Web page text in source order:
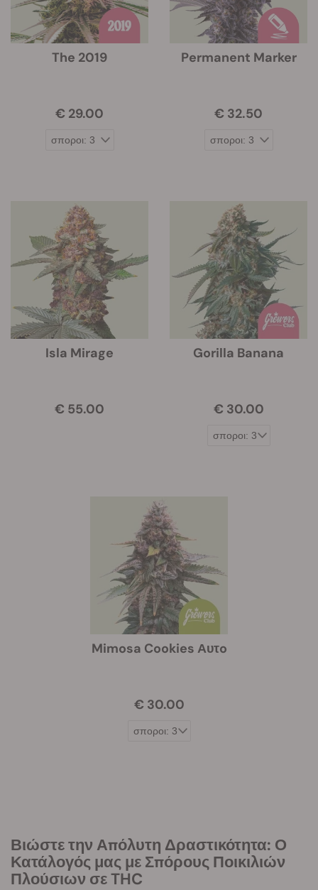
The 2019
€ 29.00
Permanent Marker
€ 32.50
Isla Mirage
€ 55.00
Gorilla Banana
€ 30.00
Mimosa Cookies Αυτo
€ 30.00
Βιώστε την Απόλυτη Δραστικότητα: Ο
Κατάλογός μας με Σπόρους Ποικιλιών
Πλούσιων σε THC